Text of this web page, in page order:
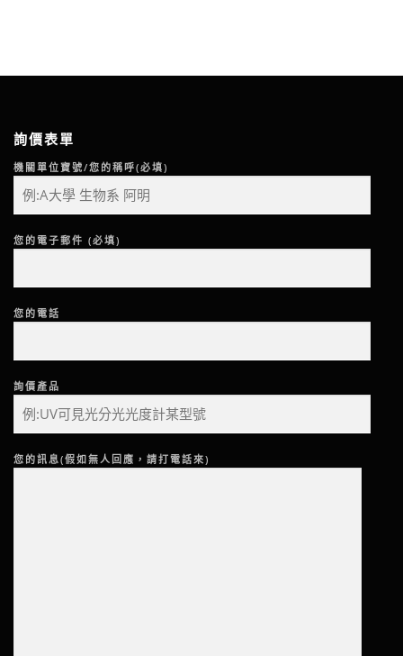
詢價表單
機關單位寶號/您的稱呼(必填)
您的電子郵件 (必填)
您的電話
詢價產品
您的訊息(假如無人回應，請打電話來)